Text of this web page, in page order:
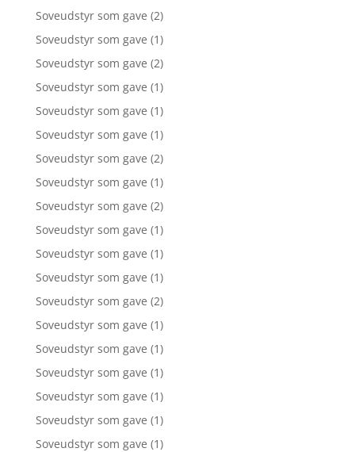
Soveudstyr som gave (2)
Soveudstyr som gave (1)
Soveudstyr som gave (2)
Soveudstyr som gave (1)
Soveudstyr som gave (1)
Soveudstyr som gave (1)
Soveudstyr som gave (2)
Soveudstyr som gave (1)
Soveudstyr som gave (2)
Soveudstyr som gave (1)
Soveudstyr som gave (1)
Soveudstyr som gave (1)
Soveudstyr som gave (2)
Soveudstyr som gave (1)
Soveudstyr som gave (1)
Soveudstyr som gave (1)
Soveudstyr som gave (1)
Soveudstyr som gave (1)
Soveudstyr som gave (1)